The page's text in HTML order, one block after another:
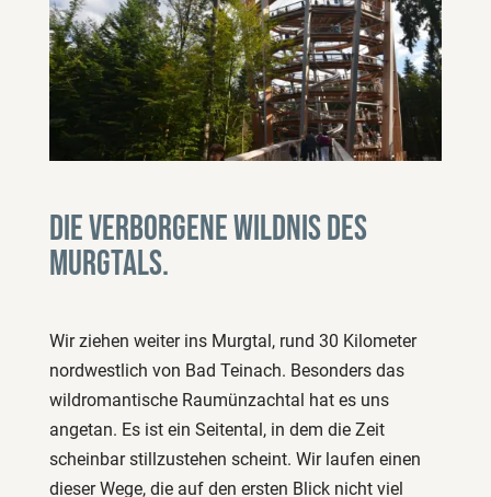
Die verborgene Wildnis des
Murgtals.
Wir ziehen weiter ins Murgtal, rund 30 Kilometer
nordwestlich von Bad Teinach. Besonders das
wildromantische Raumünzachtal hat es uns
angetan. Es ist ein Seitental, in dem die Zeit
scheinbar stillzustehen scheint. Wir laufen einen
dieser Wege, die auf den ersten Blick nicht viel